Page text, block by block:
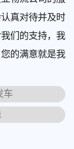
真对待并及时
们的支持，我
的满意就是我
车